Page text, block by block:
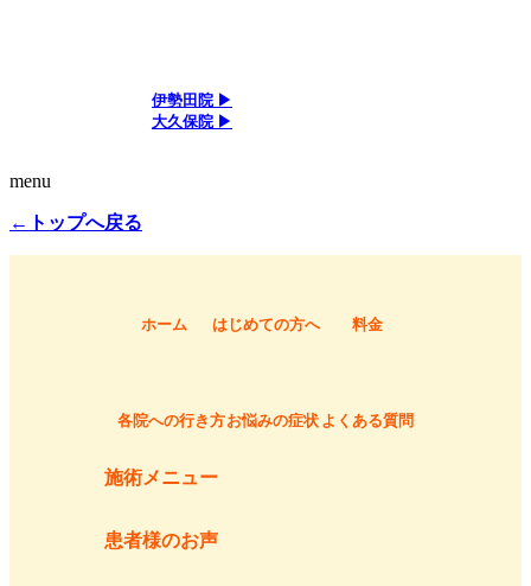
伊勢田院 ▶
大久保院 ▶
menu
←トップへ戻る
ホーム はじめての方へ 料金
各院への行き方お悩みの症状 よくある質問
施術メニュー
患者様のお声